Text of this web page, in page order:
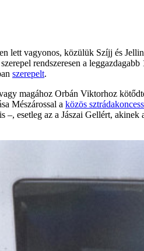
lett vagyonos, közülük Szíjj és
rendszeresen a
szerepelt.
magához Orbán Viktorhoz
Mészárossal a közös
–, esetleg az a Jászai Gellért,